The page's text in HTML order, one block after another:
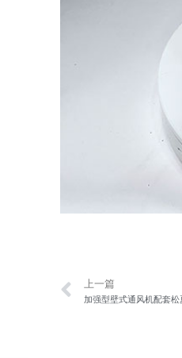
Prev
上一篇
加强型壁式通风机配套